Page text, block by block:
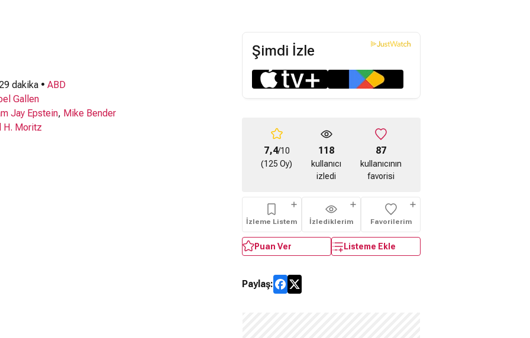
dakika • ABD
Gallen
Jay Epstein, Mike Bender
H. Moritz
Şimdi İzle
7,4/10
(125 Oy)
118
kullanıcı
izledi
87
kullanıcının
favorisi
İzleme Listem İzlediklerim Favorilerim
Puan Ver Listeme Ekle
Paylaş: